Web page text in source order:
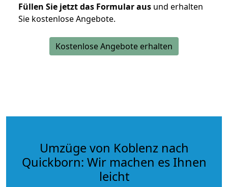
Füllen Sie jetzt das Formular aus und erhalten
Sie kostenlose Angebote.
Kostenlose Angebote erhalten
Umzüge von Koblenz nach
Quickborn: Wir machen es Ihnen
leicht